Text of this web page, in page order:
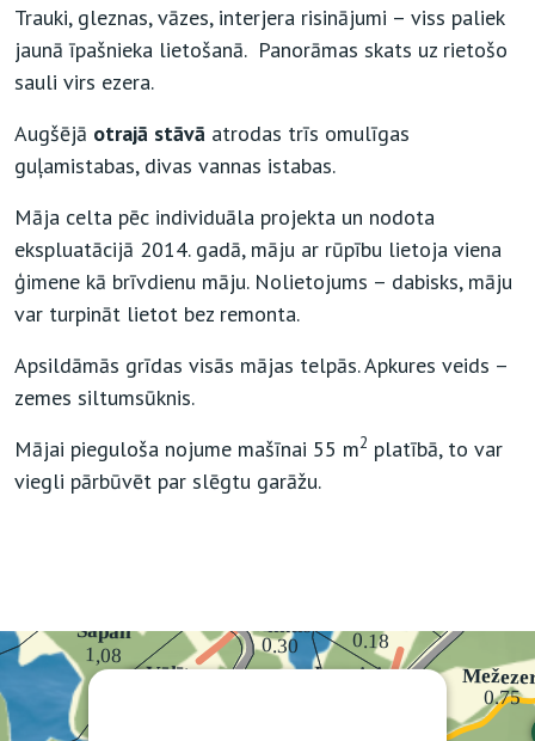
Trauki, gleznas, vāzes, interjera risinājumi – viss paliek
jaunā īpašnieka lietošanā. Panorāmas skats uz rietošo
sauli virs ezera.
Augšējā otrajā stāvā atrodas trīs omulīgas
guļamistabas, divas vannas istabas.
Māja celta pēc individuāla projekta un nodota
ekspluatācijā 2014. gadā, māju ar rūpību lietoja viena
ģimene kā brīvdienu māju. Nolietojums – dabisks, māju
var turpināt lietot bez remonta.
Apsildāmās grīdas visās mājas telpās. Apkures veids –
zemes siltumsūknis.
Mājai pieguloša nojume mašīnai 55 m2 platībā, to var
viegli pārbūvēt par slēgtu garāžu.